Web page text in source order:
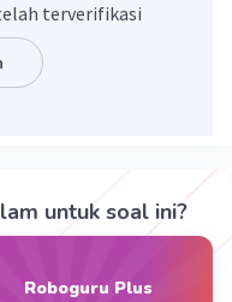
anjuran seseorang
67
terverifikasi
untuk soal ini?
Roboguru Plus